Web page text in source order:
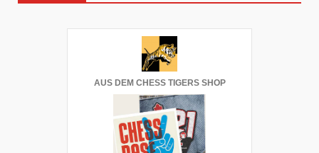
AUS DEM CHESS TIGERS SHOP